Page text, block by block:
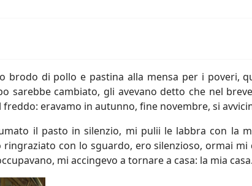
brodo di pollo e pastina alla mensa per i poveri,
sarebbe cambiato, gli avevano detto che nel
eravamo in autunno, fine novembre, si
il pasto in silenzio, mi pulii le labbra con la
ringraziato con lo sguardo, ero silenzioso, ormai mi
mi accingevo a tornare a casa: la mia